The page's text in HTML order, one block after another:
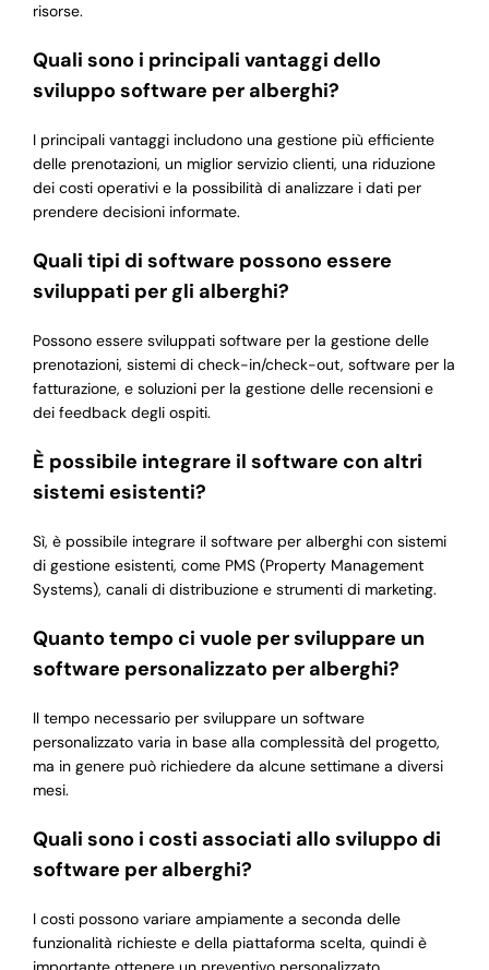
risorse.
Quali sono i principali vantaggi dello
sviluppo software per alberghi?
I principali vantaggi includono una gestione più efficiente
delle prenotazioni, un miglior servizio clienti, una riduzione
dei costi operativi e la possibilità di analizzare i dati per
prendere decisioni informate.
Quali tipi di software possono essere
sviluppati per gli alberghi?
Possono essere sviluppati software per la gestione delle
prenotazioni, sistemi di check-in/check-out, software per la
fatturazione, e soluzioni per la gestione delle recensioni e
dei feedback degli ospiti.
È possibile integrare il software con altri
sistemi esistenti?
Sì, è possibile integrare il software per alberghi con sistemi
di gestione esistenti, come PMS (Property Management
Systems), canali di distribuzione e strumenti di marketing.
Quanto tempo ci vuole per sviluppare un
software personalizzato per alberghi?
Il tempo necessario per sviluppare un software
personalizzato varia in base alla complessità del progetto,
ma in genere può richiedere da alcune settimane a diversi
mesi.
Quali sono i costi associati allo sviluppo di
software per alberghi?
I costi possono variare ampiamente a seconda delle
funzionalità richieste e della piattaforma scelta, quindi è